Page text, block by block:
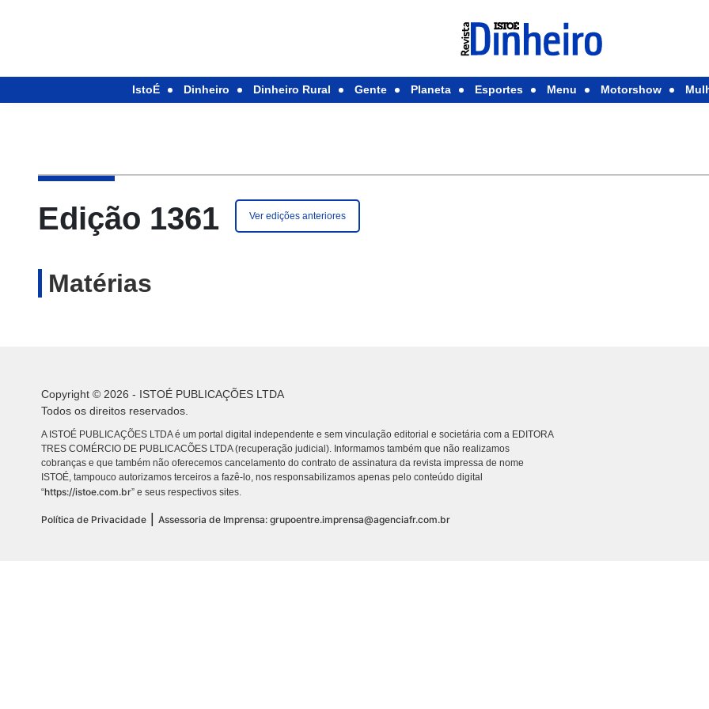
IstoÉ Dinheiro Dinheiro Rural Gente Planeta Esportes Menu Motorshow
Edição 1361 Ver edições anteriores
Matérias
Copyright © 2026 - ISTOÉ PUBLICAÇÕES LTDA
Todos os direitos reservados.
A ISTOÉ PUBLICAÇÕES LTDA é um portal digital independente e sem vinculação editorial e societária com a EDITORA
TRES COMÉRCIO DE PUBLICACÕES LTDA (recuperação judicial). Informamos também que não realizamos
cobranças e que também não oferecemos cancelamento do contrato de assinatura da revista impressa de nome
ISTOÉ, tampouco autorizamos terceiros a fazê-lo, nos responsabilizamos apenas pelo conteúdo digital
“https://istoe.com.br” e seus respectivos sites.
Política de Privacidade Assessoria de Imprensa: grupoentre.imprensa@agenciafr.com.br